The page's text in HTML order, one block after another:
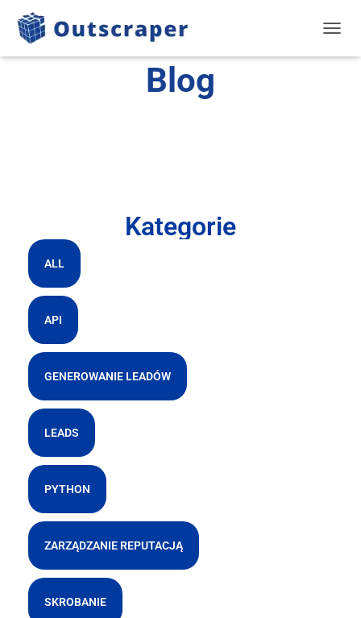
Blog
Kategorie
ALL
API
GENEROWANIE LEADÓW
LEADS
PYTHON
ZARZĄDZANIE REPUTACJĄ
SKROBANIE